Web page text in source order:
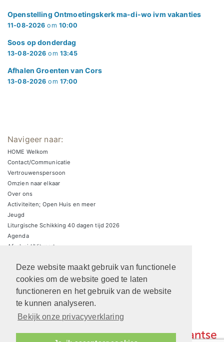
Deze website maakt gebruik van functionele
cookies om de website goed te laten
functioneren en het gebruik van de website
te kunnen analyseren.
Bekijk onze privacyverklaring
Openstelling Ontmoetingskerk ma-di-wo ivm vakanties
11-08-2026 om 10:00
Soos op donderdag
13-08-2026 om 13:45
Afhalen Groenten van Cors
13-08-2026 om 17:00
Navigeer naar:
HOME Welkom
Contact/Communicatie
Vertrouwenspersoon
Omzien naar elkaar
Over ons
Activiteiten; Open Huis en meer
Jeugd
Liturgische Schikking 40 dagen tijd 2026
Agenda
Afscheid/Uitvaart
Zaalverhuur/parkeren
ARCHIEF Liturgische schikkingen